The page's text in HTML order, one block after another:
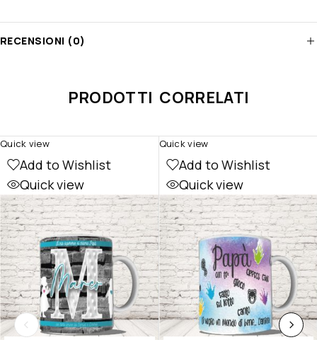
RECENSIONI (0)
PRODOTTI CORRELATI
Add to Wishlist
Quick view
Quick view
Add to Wishlist
Quick view
Quick view